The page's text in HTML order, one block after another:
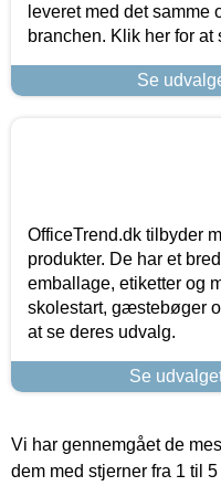
leveret med det samme
branchen. Klik her for at
Se
OfficeTrend.dk tilbyder
produkter. De har et
emballage, etiketter og
skolestart, gæstebøger
at se deres udvalg.
Se
Vi har gennemgået de
dem med stjerner fra 1 til